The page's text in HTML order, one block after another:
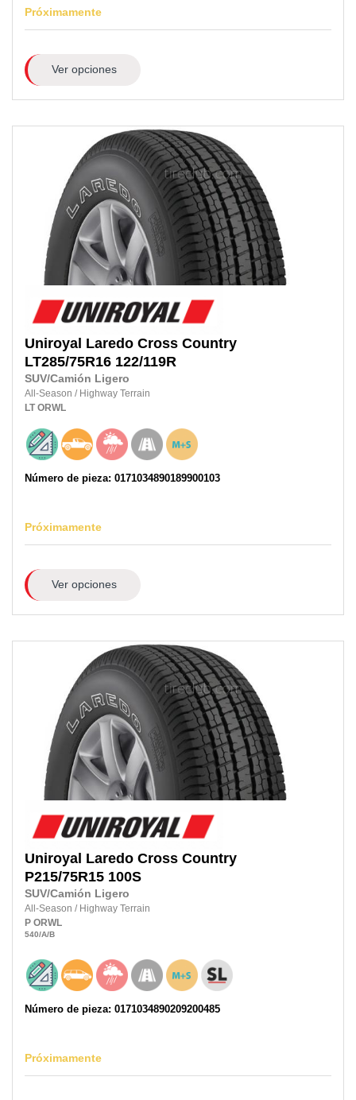
Próximamente
Ver opciones
Uniroyal Laredo Cross Country
LT285/75R16 122/119R
SUV/Camión Ligero
All-Season / Highway Terrain
LT ORWL
Número de pieza: 0171034890189900103
Próximamente
Ver opciones
Uniroyal Laredo Cross Country
P215/75R15 100S
SUV/Camión Ligero
All-Season / Highway Terrain
P ORWL
540/A/B
Número de pieza: 0171034890209200485
Próximamente